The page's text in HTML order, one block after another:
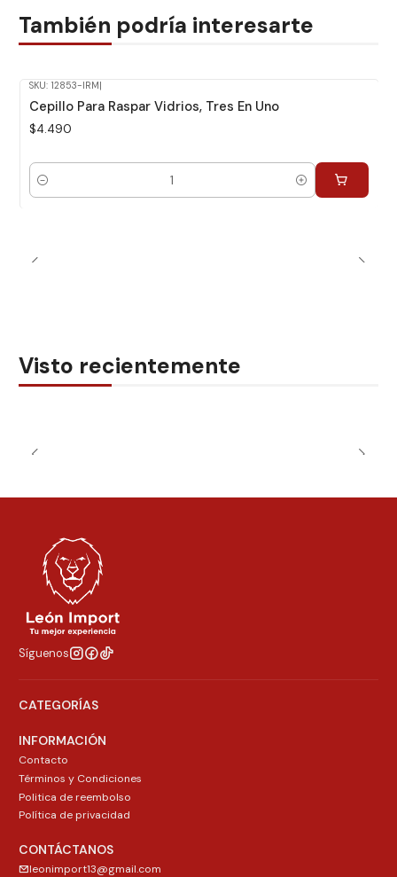
También podría interesarte
SKU: 12853-IRM|
Cepillo Para Raspar Vidrios, Tres En Uno
$4.490
Cantidad
Visto recientemente
Síguenos
CATEGORÍAS
INFORMACIÓN
Contacto
Términos y Condiciones
Politica de reembolso
Política de privacidad
CONTÁCTANOS
leonimport13@gmail.com